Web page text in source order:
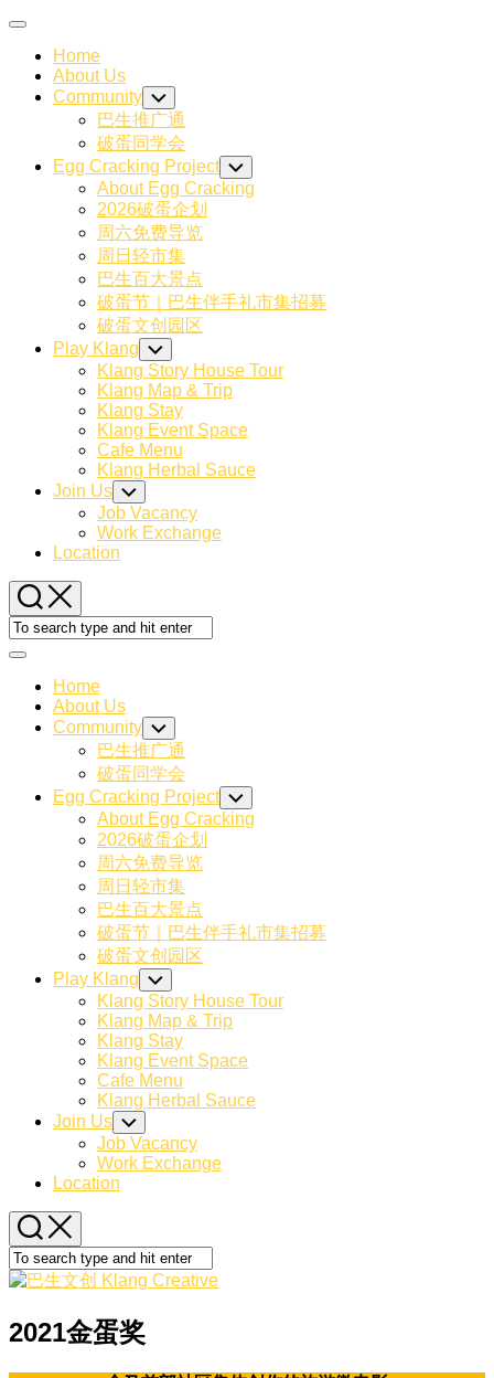
Skip
content
Expand
Home
About Us
Community Toggle
Child
Menu
巴生推广通
破蛋同学会
Egg Cracking Project Toggle
Child
Menu
About Egg Cracking
2026破蛋企划
周六免费导览
周日轻市集
巴生百大景点
破蛋节｜巴生伴手礼市集招募
破蛋文创园区
Play Klang Toggle
Child
Menu
Klang Story House Tour
Klang Map & Trip
Klang Stay
Klang Event Space
Cafe Menu
Klang Herbal Sauce
Join Us Toggle
Child
Menu
Job Vacancy
Work Exchange
Location
Expand
Home
About Us
Community Toggle
Child
Menu
巴生推广通
破蛋同学会
Egg Cracking Project Toggle
Child
Menu
About Egg Cracking
2026破蛋企划
周六免费导览
周日轻市集
巴生百大景点
破蛋节｜巴生伴手礼市集招募
破蛋文创园区
Play Klang Toggle
Child
Menu
Klang Story House Tour
Klang Map & Trip
Klang Stay
Klang Event Space
Cafe Menu
Klang Herbal Sauce
Join Us Toggle
Child
Menu
Job Vacancy
Work Exchange
Location
2021金蛋奖